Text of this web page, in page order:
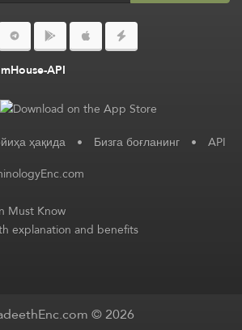
API
ҳақида • Бизга боғланинг • API
Must Know
explanation and benefits
© 2026